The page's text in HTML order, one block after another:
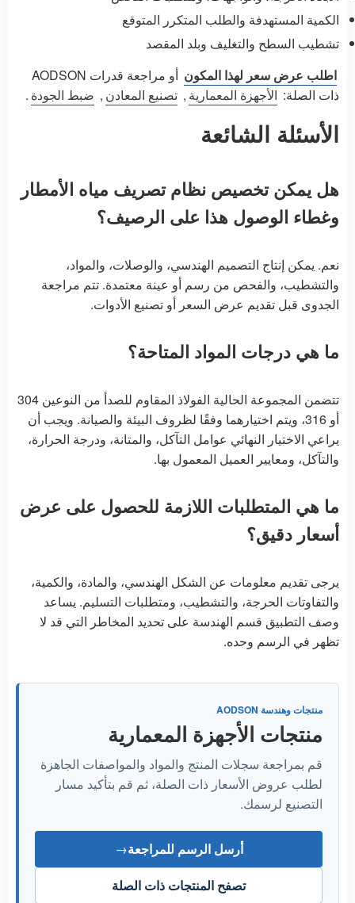
الكمية المستهدفة والطلب المتكرر المتوقع
تشطيب السطح والتغليف وبلد المقصد
اطلب عرض سعر لهذا المكون
أو مراجعة قدرات AODSON
ذات الصلة: الأجهزة المعمارية , تصنيع المعادن , ضبط الجودة .
الأسئلة الشائعة
هل يمكن تخصيص نظام تصريف مياه الأمطار
وغطاء الوصول هذا على الرصيف؟
نعم. يمكن إنتاج التصميم الهندسي، والوصلات، والمواد،
والتشطيب، والفحص من رسم أو عينة معتمدة. تتم مراجعة
الجدوى قبل تقديم عرض السعر أو تصنيع الأدوات.
ما هي درجات المواد المتاحة؟
تتضمن المجموعة الحالية الفولاذ المقاوم للصدأ من النوعين 304
أو 316، ويتم اختيارهما وفقًا لظروف البيئة والصيانة. ويجب أن
يراعي الاختيار النهائي عوامل التآكل، والمتانة، ودرجة الحرارة،
والتآكل، ومعايير العميل المعمول بها.
ما هي المتطلبات اللازمة للحصول على عرض
أسعار دقيق؟
يرجى تقديم معلومات عن الشكل الهندسي، والمادة، والكمية،
والتفاوتات الحرجة، والتشطيب، ومتطلبات التسليم. يساعد
وصف التطبيق قسم الهندسة على تحديد المخاطر التي قد لا
تظهر في الرسم وحده.
منتجات وهندسة AODSON
منتجات الأجهزة المعمارية
قم بمراجعة سجلات المنتج والمواد والمواصفات الجاهزة
لطلب عروض الأسعار ذات الصلة، ثم قم بتأكيد مسار
التصنيع لرسمك.
أرسل الرسم للمراجعة→
تصفح المنتجات ذات الصلة